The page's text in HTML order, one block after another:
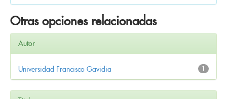
Otras opciones relacionadas
Autor
1
Universidad Francisco Gavidia